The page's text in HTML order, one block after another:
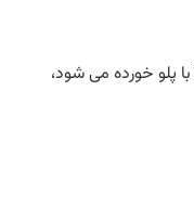
پلو خورده می شود،